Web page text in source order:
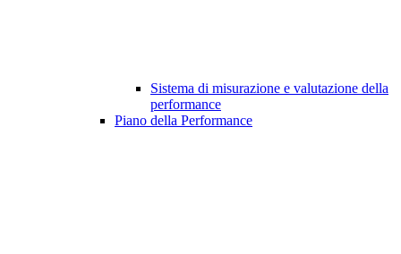
Sistema di misurazione e valutazione della
performance
Piano della Performance